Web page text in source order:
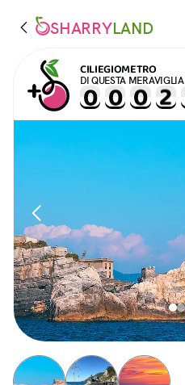
SHARRYLAND
CILIEGIOMETRO
DI QUESTA MERAVIGLIA